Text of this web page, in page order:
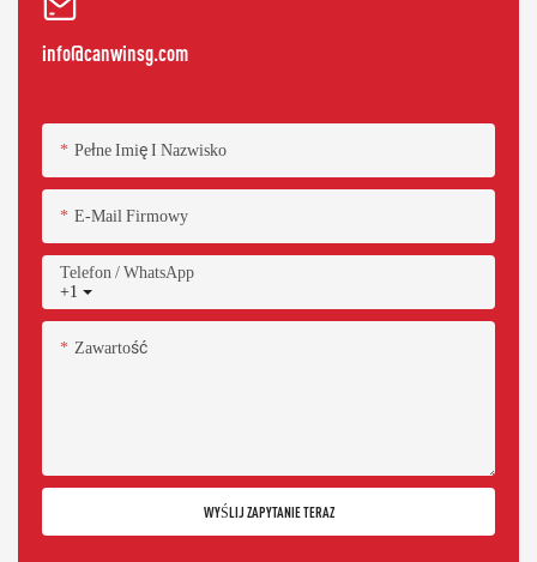
info@canwinsg.com
Pełne Imię I Nazwisko
E-Mail Firmowy
+1
Telefon / WhatsApp
Zawartość
WYŚLIJ ZAPYTANIE TERAZ